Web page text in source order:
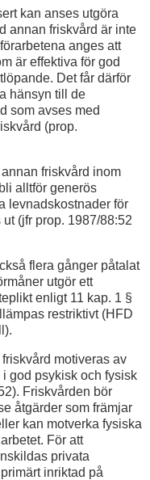
kan anses utgöra
annan friskvård är inte
anges att
är effektiva för god
Det får därför
hänsyn till de
som avses med
(prop.
friskvård inom
alltför generös
levnadskostnader för
(jfr prop. 1987/88:52
flera gånger påtalat
utgör ett
enligt 11 kap. 1 §
restriktivt (HFD
motiveras av
god psykisk och fysisk
Friskvården bör
åtgärder som främjar
kan motverka fysiska
För att
privata
inriktad på